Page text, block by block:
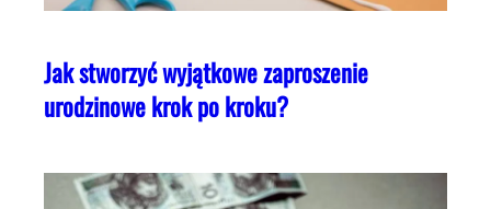
Jak stworzyć wyjątkowe zaproszenie
urodzinowe krok po kroku?